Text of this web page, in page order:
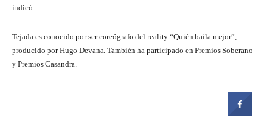
indicó.
Tejada es conocido por ser coreógrafo del reality “Quién baila mejor”,
producido por Hugo Devana. También ha participado en Premios Soberano
y Premios Casandra.